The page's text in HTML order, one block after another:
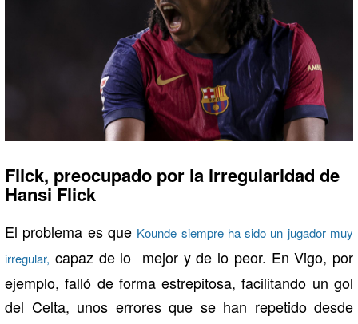
Flick, preocupado por la irregularidad de
Hansi Flick
El problema es que Kounde siempre ha sido un jugador muy
irregular, capaz de lo mejor y de lo peor. En Vigo, por
ejemplo, falló de forma estrepitosa, facilitando un gol
del Celta, unos errores que se han repetido desde